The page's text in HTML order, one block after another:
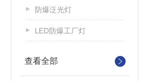
防爆泛光灯
LED防爆工厂灯
查看全部